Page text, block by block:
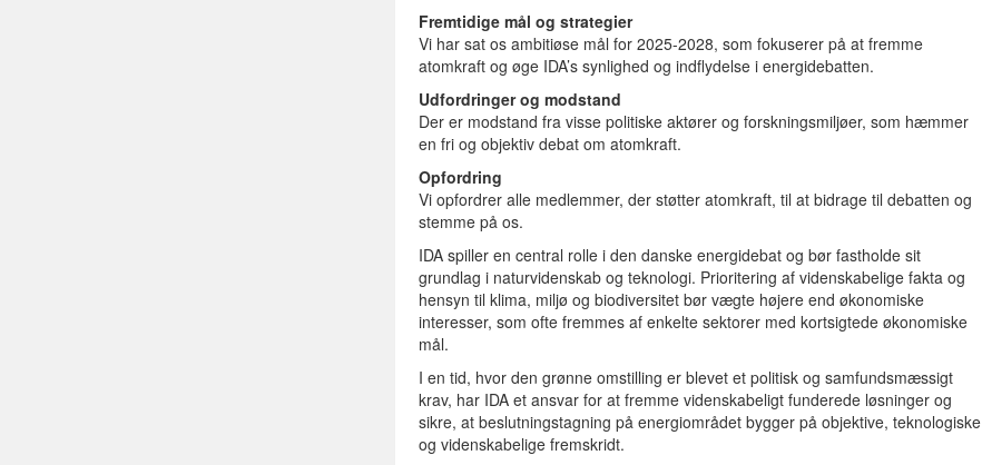
Fremtidige mål og strategier
Vi har sat os ambitiøse mål for 2025-2028, som fokuserer på at fremme
atomkraft og øge IDA’s synlighed og indflydelse i energidebatten.
Udfordringer og modstand
Der er modstand fra visse politiske aktører og forskningsmiljøer, som hæmmer
en fri og objektiv debat om atomkraft.
Opfordring
Vi opfordrer alle medlemmer, der støtter atomkraft, til at bidrage til debatten og
stemme på os.
IDA spiller en central rolle i den danske energidebat og bør fastholde sit
grundlag i naturvidenskab og teknologi. Prioritering af videnskabelige fakta og
hensyn til klima, miljø og biodiversitet bør vægte højere end økonomiske
interesser, som ofte fremmes af enkelte sektorer med kortsigtede økonomiske
mål.
I en tid, hvor den grønne omstilling er blevet et politisk og samfundsmæssigt
krav, har IDA et ansvar for at fremme videnskabeligt funderede løsninger og
sikre, at beslutningstagning på energiområdet bygger på objektive, teknologiske
og videnskabelige fremskridt.